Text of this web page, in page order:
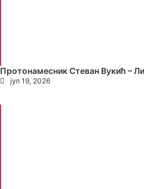
Протонамесник Стеван Вукић –
јул 19, 2026